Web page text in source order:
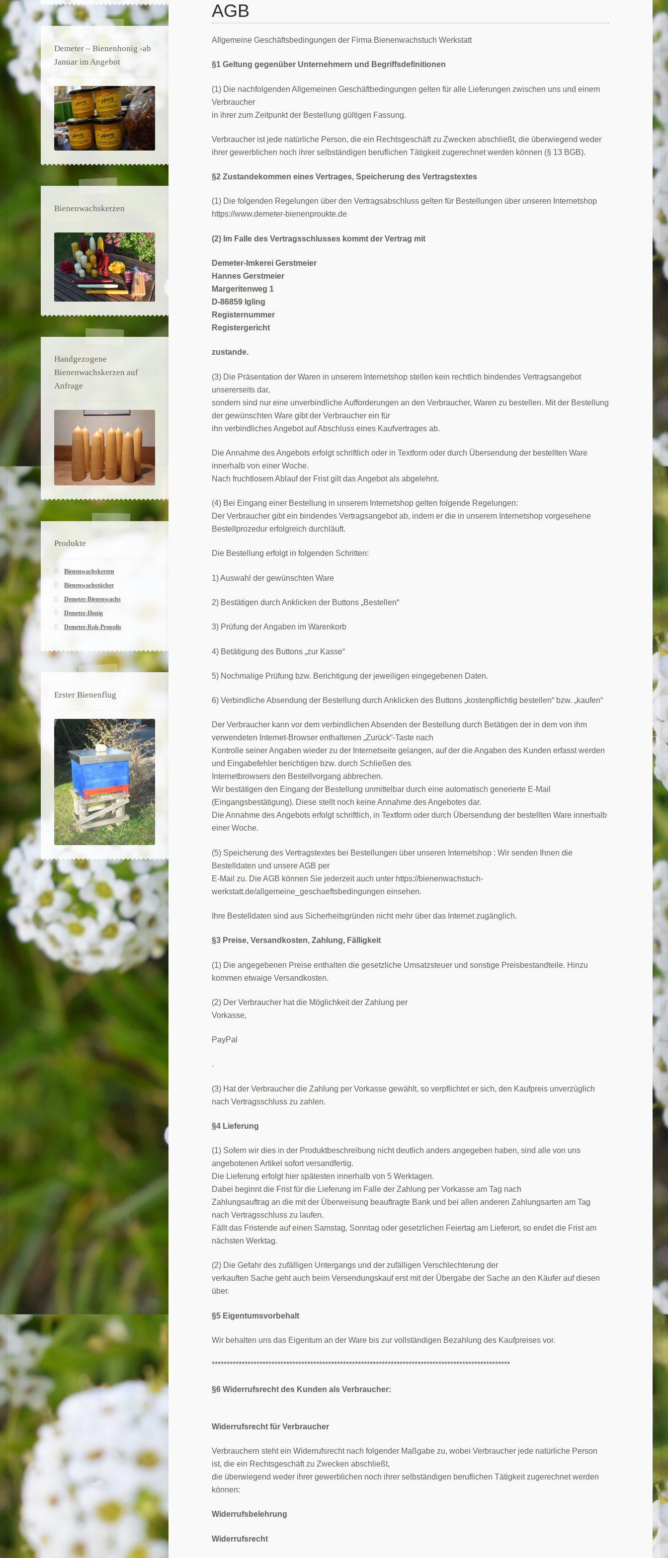
AGB
Allgemeine Geschäftsbedingungen der Firma Bienenwachstuch Werkstatt
§1 Geltung gegenüber Unternehmern und Begriffsdefinitionen
(1) Die nachfolgenden Allgemeinen Geschäftbedingungen gelten für alle Lieferungen zwischen uns und einem
Verbraucher
in ihrer zum Zeitpunkt der Bestellung gültigen Fassung.
Verbraucher ist jede natürliche Person, die ein Rechtsgeschäft zu Zwecken abschließt, die überwiegend weder
ihrer gewerblichen noch ihrer selbständigen beruflichen Tätigkeit zugerechnet werden können (§ 13 BGB).
§2 Zustandekommen eines Vertrages, Speicherung des Vertragstextes
(1) Die folgenden Regelungen über den Vertragsabschluss gelten für Bestellungen über unseren Internetshop
https://www.demeter-bienenproukte.de
(2) Im Falle des Vertragsschlusses kommt der Vertrag mit
Demeter-Imkerei Gerstmeier
Hannes Gerstmeier
Margeritenweg 1
D-86859 Igling
Registernummer
Registergericht
zustande.
(3) Die Präsentation der Waren in unserem Internetshop stellen kein rechtlich bindendes Vertragsangebot
unsererseits dar,
sondern sind nur eine unverbindliche Aufforderungen an den Verbraucher, Waren zu bestellen. Mit der Bestellung
der gewünschten Ware gibt der Verbraucher ein für
ihn verbindliches Angebot auf Abschluss eines Kaufvertrages ab.
Die Annahme des Angebots erfolgt schriftlich oder in Textform oder durch Übersendung der bestellten Ware
innerhalb von einer Woche.
Nach fruchtlosem Ablauf der Frist gilt das Angebot als abgelehnt.
(4) Bei Eingang einer Bestellung in unserem Internetshop gelten folgende Regelungen:
Der Verbraucher gibt ein bindendes Vertragsangebot ab, indem er die in unserem Internetshop vorgesehene
Bestellprozedur erfolgreich durchläuft.
Die Bestellung erfolgt in folgenden Schritten:
1) Auswahl der gewünschten Ware
2) Bestätigen durch Anklicken der Buttons „Bestellen“
3) Prüfung der Angaben im Warenkorb
4) Betätigung des Buttons „zur Kasse“
5) Nochmalige Prüfung bzw. Berichtigung der jeweiligen eingegebenen Daten.
6) Verbindliche Absendung der Bestellung durch Anklicken des Buttons „kostenpflichtig bestellen“ bzw. „kaufen“
Der Verbraucher kann vor dem verbindlichen Absenden der Bestellung durch Betätigen der in dem von ihm
verwendeten Internet-Browser enthaltenen „Zurück“-Taste nach
Kontrolle seiner Angaben wieder zu der Internetseite gelangen, auf der die Angaben des Kunden erfasst werden
und Eingabefehler berichtigen bzw. durch Schließen des
Internetbrowsers den Bestellvorgang abbrechen.
Wir bestätigen den Eingang der Bestellung unmittelbar durch eine automatisch generierte E-Mail
(Eingangsbestätigung). Diese stellt noch keine Annahme des Angebotes dar.
Die Annahme des Angebots erfolgt schriftlich, in Textform oder durch Übersendung der bestellten Ware innerhalb
einer Woche.
(5) Speicherung des Vertragstextes bei Bestellungen über unseren Internetshop : Wir senden Ihnen die
Bestelldaten und unsere AGB per
E-Mail zu. Die AGB können Sie jederzeit auch unter https://bienenwachstuch-
werkstatt.de/allgemeine_geschaeftsbedingungen einsehen.
Ihre Bestelldaten sind aus Sicherheitsgründen nicht mehr über das Internet zugänglich.
§3 Preise, Versandkosten, Zahlung, Fälligkeit
(1) Die angegebenen Preise enthalten die gesetzliche Umsatzsteuer und sonstige Preisbestandteile. Hinzu
kommen etwaige Versandkosten.
(2) Der Verbraucher hat die Möglichkeit der Zahlung per
Vorkasse,
PayPal
.
(3) Hat der Verbraucher die Zahlung per Vorkasse gewählt, so verpflichtet er sich, den Kaufpreis unverzüglich
nach Vertragsschluss zu zahlen.
§4 Lieferung
(1) Sofern wir dies in der Produktbeschreibung nicht deutlich anders angegeben haben, sind alle von uns
angebotenen Artikel sofort versandfertig.
Die Lieferung erfolgt hier spätesten innerhalb von 5 Werktagen.
Dabei beginnt die Frist für die Lieferung im Falle der Zahlung per Vorkasse am Tag nach
Zahlungsauftrag an die mit der Überweisung beauftragte Bank und bei allen anderen Zahlungsarten am Tag
nach Vertragsschluss zu laufen.
Fällt das Fristende auf einen Samstag, Sonntag oder gesetzlichen Feiertag am Lieferort, so endet die Frist am
nächsten Werktag.
(2) Die Gefahr des zufälligen Untergangs und der zufälligen Verschlechterung der
verkauften Sache geht auch beim Versendungskauf erst mit der Übergabe der Sache an den Käufer auf diesen
über.
§5 Eigentumsvorbehalt
Wir behalten uns das Eigentum an der Ware bis zur vollständigen Bezahlung des Kaufpreises vor.
****************************************************************************************************
§6 Widerrufsrecht des Kunden als Verbraucher:
Widerrufsrecht für Verbraucher
Verbrauchern steht ein Widerrufsrecht nach folgender Maßgabe zu, wobei Verbraucher jede natürliche Person
ist, die ein Rechtsgeschäft zu Zwecken abschließt,
die überwiegend weder ihrer gewerblichen noch ihrer selbständigen beruflichen Tätigkeit zugerechnet werden
können:
Widerrufsbelehrung
Widerrufsrecht
Demeter – Bienenhonig -ab
Januar im Angebot
Bienenwachskerzen
Handgezogene
Bienenwachskerzen auf
Anfrage
Produkte
Bienenwachskerzen
Bienenwachstücher
Demeter-Bienenwachs
Demeter-Honig
Demeter-Roh-Propolis
Erster Bienenflug